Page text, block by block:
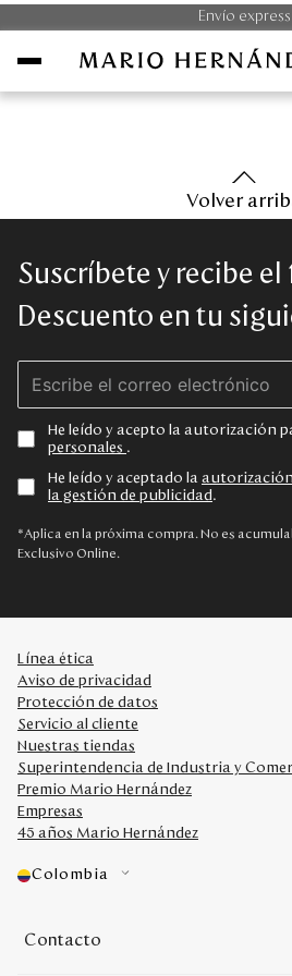
Envío express
Hombre
Unisex
Colecciones
Outlet
Disney
Servicio al cliente
Nuestras Tiendas
Colombia
Panamá
Volver
Suscríbete y recibe el
Descuento en tu
He leído y acepto la autorización
personales .
He leído y aceptado la autorización
la gestión de publicidad .
*Aplica en la próxima compra. No es
Exclusivo Online.
Línea ética
Aviso de privacidad
Protección de datos
Servicio al cliente
Nuestras tiendas
Superintendencia de Industria y
Premio Mario Hernández
Empresas
45 años Mario Hernández
Colombia
Contacto